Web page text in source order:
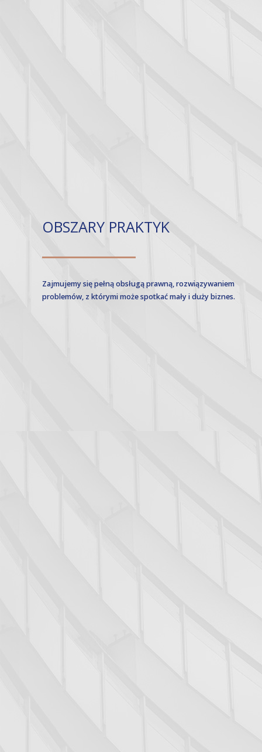
OBSZARY PRAKTYK
Zajmujemy się pełną obsługą prawną, rozwiązywaniem
problemów, z którymi może spotkać mały i duży biznes.